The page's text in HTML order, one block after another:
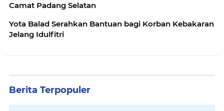
Camat Padang Selatan
Yota Balad Serahkan Bantuan bagi Korban Kebakaran
Jelang Idulfitri
Berita Terpopuler